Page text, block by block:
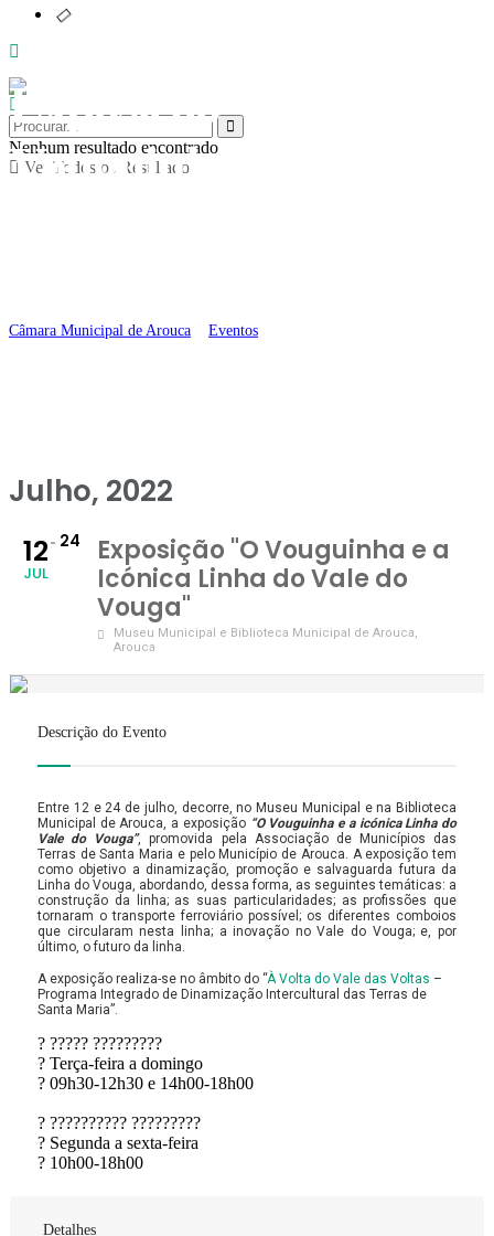
Nenhum resultado encontrado
Ver Todos os Resultados
Exposição “O
Vouguinha e a Icónica
Câmara Municipal de Arouca Eventos
Julho, 2022
12
JUL
24
Exposição "O Vouguinha e a
Icónica Linha do Vale do
Vouga"
Museu Municipal e Biblioteca Municipal de Arouca,
Arouca
Descrição do Evento
Entre 12 e 24 de julho, decorre, no Museu Municipal e na Biblioteca
Municipal de Arouca, a exposição “O Vouguinha e a icónica Linha do
Vale do Vouga”, promovida pela Associação de Municípios das
Terras de Santa Maria e pelo Município de Arouca. A exposição tem
como objetivo a dinamização, promoção e salvaguarda futura da
Linha do Vouga, abordando, dessa forma, as seguintes temáticas: a
construção da linha; as suas particularidades; as profissões que
tornaram o transporte ferroviário possível; os diferentes comboios
que circularam nesta linha; a inovação no Vale do Vouga; e, por
último, o futuro da linha.
A exposição realiza-se no âmbito do “À Volta do Vale das Voltas –
Programa Integrado de Dinamização Intercultural das Terras de
Santa Maria”.
? ????? ?????????
? Terça-feira a domingo
? 09h30-12h30 e 14h00-18h00
? ?????????? ?????????
? Segunda a sexta-feira
? 10h00-18h00
Detalhes